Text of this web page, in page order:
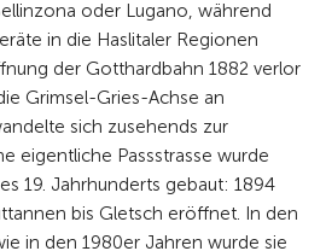
oder Lugano, während
in die Haslitaler Regionen
der Gotthardbahn 1882 verlor
Grimsel-Gries-Achse an
sich zusehends zur
eigentliche Passstrasse wurde
19. Jahrhunderts gebaut: 1894
bis Gletsch eröffnet. In den
in den 1980er Jahren wurde sie